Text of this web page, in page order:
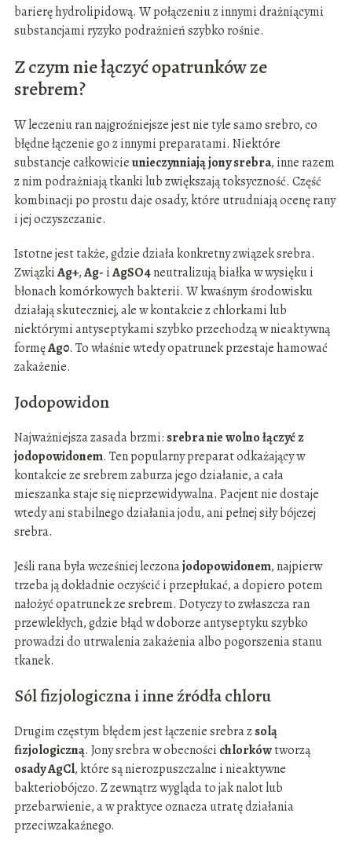
barierę hydrolipidową. W połączeniu z innymi drażniącymi
substancjami ryzyko podrażnień szybko rośnie.
Z czym nie łączyć opatrunków ze
srebrem?
W leczeniu ran najgroźniejsze jest nie tyle samo srebro, co
błędne łączenie go z innymi preparatami. Niektóre
substancje całkowicieunieczynniają jony srebra, inne razem
z nim podrażniają tkanki lub zwiększają toksyczność. Część
kombinacji po prostu daje osady, które utrudniają ocenę rany
i jej oczyszczanie.
Istotne jest także, gdzie działa konkretny związek srebra.
ZwiązkiAg+,Ag- iAgSO4neutralizują białka w wysięku i
błonach komórkowych bakterii. W kwaśnym środowisku
działają skuteczniej, ale w kontakcie z chlorkami lub
niektórymi antyseptykami szybko przechodzą w nieaktywną
formęAg0. To właśnie wtedy opatrunek przestaje hamować
zakażenie.
Jodopowidon
Najważniejsza zasada brzmi: srebra nie wolno łączyć z
jodopowidonem. Ten popularny preparat odkażający w
kontakcie ze srebrem zaburza jego działanie, a cała
mieszanka staje się nieprzewidywalna. Pacjent nie dostaje
wtedy ani stabilnego działania jodu, ani pełnej siły bójczej
srebra.
Jeśli rana była wcześniej leczonajodopowidonem, najpierw
trzeba ją dokładnie oczyścić i przepłukać, a dopiero potem
nałożyć opatrunek ze srebrem. Dotyczy to zwłaszcza ran
przewlekłych, gdzie błąd w doborze antyseptyku szybko
prowadzi do utrwalenia zakażenia albo pogorszenia stanu
tkanek.
Sól fizjologiczna i inne źródła chloru
Drugim częstym błędem jest łączenie srebra zsolą
fizjologiczną. Jony srebra w obecności chlorkówtworzą
osady AgCl, które są nierozpuszczalne i nieaktywne
bakteriobójczo. Z zewnątrz wygląda to jak nalot lub
przebarwienie, a w praktyce oznacza utratę działania
przeciwzakaźnego.